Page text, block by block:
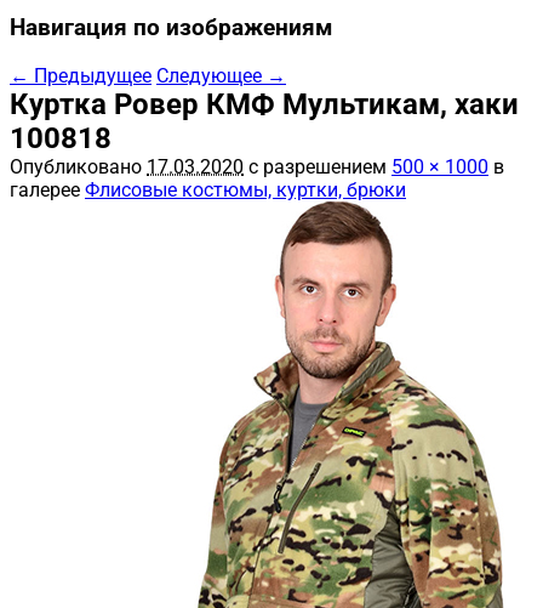
Навигация по изображениям
← Предыдущее Следующее →
Куртка Ровер КМФ Мультикам, хаки
100818
Опубликовано 17.03.2020 с разрешением 500 × 1000 в
галерее Флисовые костюмы, куртки, брюки